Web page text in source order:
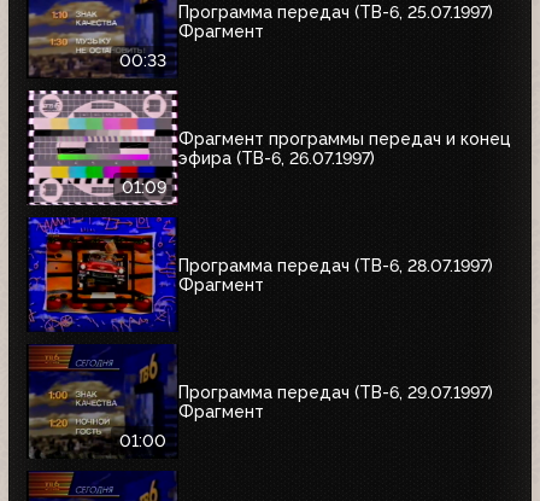
00:33
Программа передач (ТВ-6, 25.07.1997)
Фрагмент
01:09
Фрагмент программы передач и конец
эфира (ТВ-6, 26.07.1997)
Программа передач (ТВ-6, 28.07.1997)
Фрагмент
01:00
Программа передач (ТВ-6, 29.07.1997)
Фрагмент